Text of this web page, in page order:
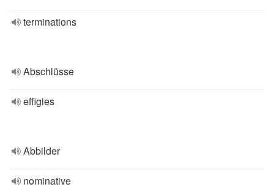
terminations
Abschlüsse
effigies
Abbilder
nominative